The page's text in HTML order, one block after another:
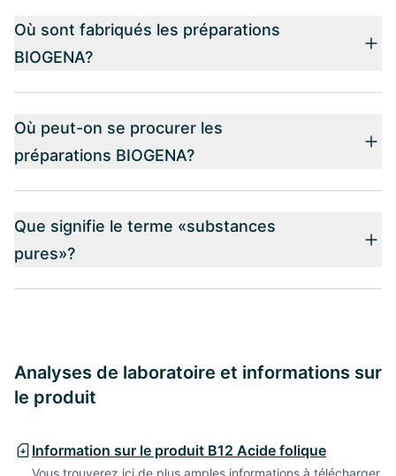
Où sont fabriqués les préparations
BIOGENA?
Où peut-on se procurer les
préparations BIOGENA?
Que signifie le terme «substances
pures»?
Analyses de laboratoire et informations sur
le produit
Information sur le produit B12 Acide folique
Vous trouverez ici de plus amples informations à télécharger